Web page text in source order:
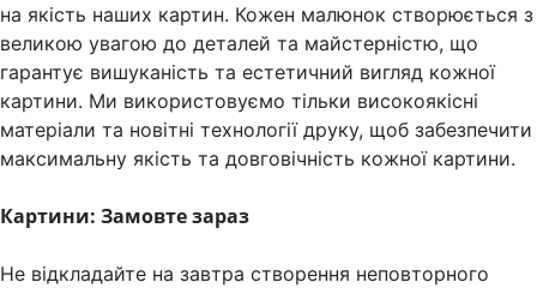
на якість наших картин. Кожен малюнок створюється з
великою увагою до деталей та майстерністю, що
гарантує вишуканість та естетичний вигляд кожної
картини. Ми використовуємо тільки високоякісні
матеріали та новітні технології друку, щоб забезпечити
максимальну якість та довговічність кожної картини.
Картини: Замовте зараз
Не відкладайте на завтра створення неповторного